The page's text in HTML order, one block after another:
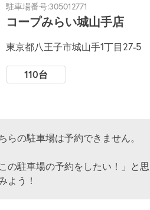
駐車場番号:305012771
コープみらい城山手店
東京都八王子市城山手1丁目27-5
110台
らの駐車場は予約できません。
この駐車場の予約をしたい！」と
よう！